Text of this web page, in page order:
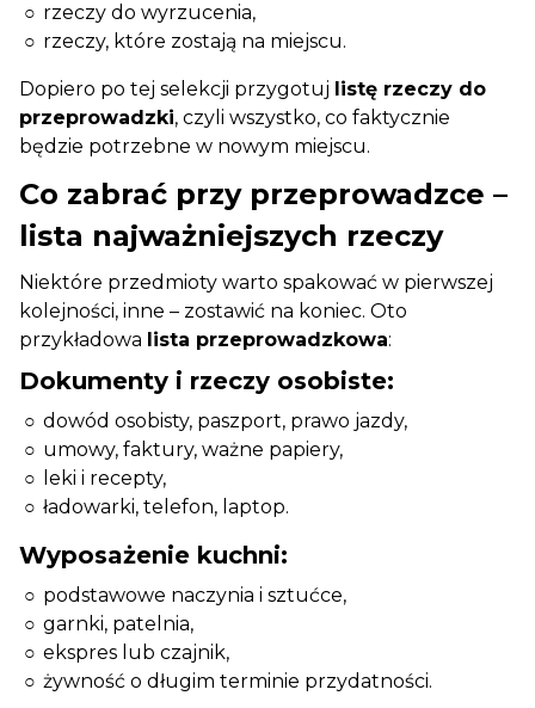
rzeczy do wyrzucenia,
rzeczy, które zostają na miejscu.
Dopiero po tej selekcji przygotuj listę rzeczy do
przeprowadzki, czyli wszystko, co faktycznie
będzie potrzebne w nowym miejscu.
Co zabrać przy przeprowadzce –
lista najważniejszych rzeczy
Niektóre przedmioty warto spakować w pierwszej
kolejności, inne – zostawić na koniec. Oto
przykładowa lista przeprowadzkowa:
Dokumenty i rzeczy osobiste:
dowód osobisty, paszport, prawo jazdy,
umowy, faktury, ważne papiery,
leki i recepty,
ładowarki, telefon, laptop.
Wyposażenie kuchni:
podstawowe naczynia i sztućce,
garnki, patelnia,
ekspres lub czajnik,
żywność o długim terminie przydatności.